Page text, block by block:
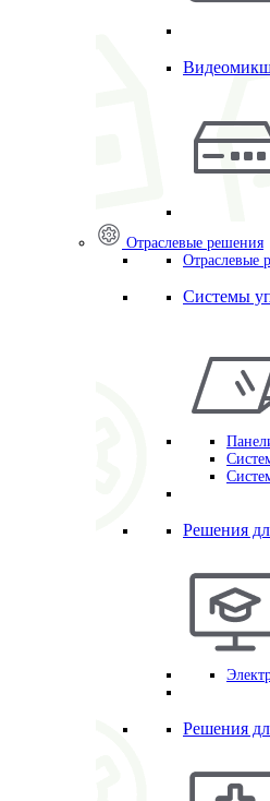
Отраслевые решения
Отраслевые
Системы
Решения
Решения